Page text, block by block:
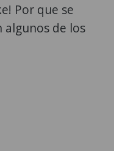
Por que se
algunos de los